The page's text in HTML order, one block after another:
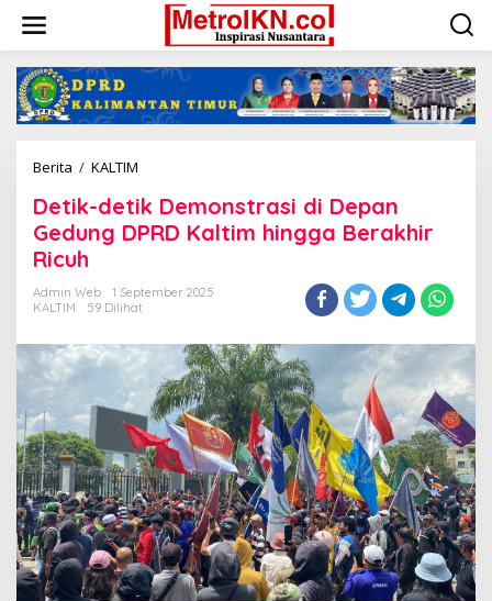
konten
Berita / KALTIM
Demonstrasi
di
Depan
DPRD
Kaltim
Berakhir
Ricuh
Detik-detik Demonstrasi di Depan
Gedung DPRD Kaltim hingga Berakhir
Ricuh
Admin Web
1 September 2025
KALTIM
59 Dilihat